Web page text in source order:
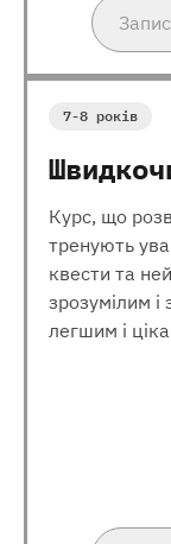
7-8 років
Курс, що
тренують
квести та
зрозумілим
легшим і